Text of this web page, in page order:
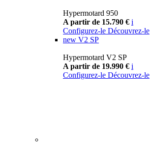
Hypermotard 950
A partir de 15.790 € i
Configurez-le Découvrez-le
new V2 SP
Hypermotard V2 SP
A partir de 19.990 € i
Configurez-le Découvrez-le